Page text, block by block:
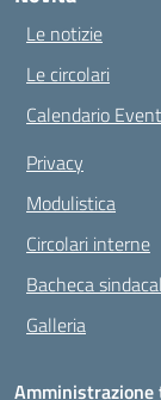
Le notizie
Le circolari
Calendario
Privacy
Modulistica
Circolari interne
Bacheca
Galleria